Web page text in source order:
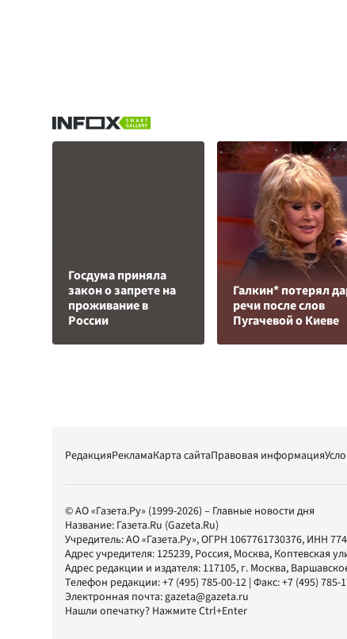
Госдума приняла
закон о запрете на
проживание в
России
Галкин* потерял
речи после слов
Пугачевой о Киеве
РедакцияРекламаКарта сайтаПравовая информация
© АО «Газета.Ру» (1999-2026) – Главные новости дня
Название: Газета.Ru (Gazeta.Ru)
Учредитель:АО «Газета.Ру», ОГРН 1067761730376, ИНН
Адрес учредителя: 125239, Россия, Москва, Коптевская
Адрес редакции и издателя: 117105, г. Москва,
Телефон редакции:+7 (495) 785-00-12 | Факс:+7 (495) 785-
Электронная почта:gazeta@gazeta.ru
Нашли опечатку? Нажмите Ctrl+Enter